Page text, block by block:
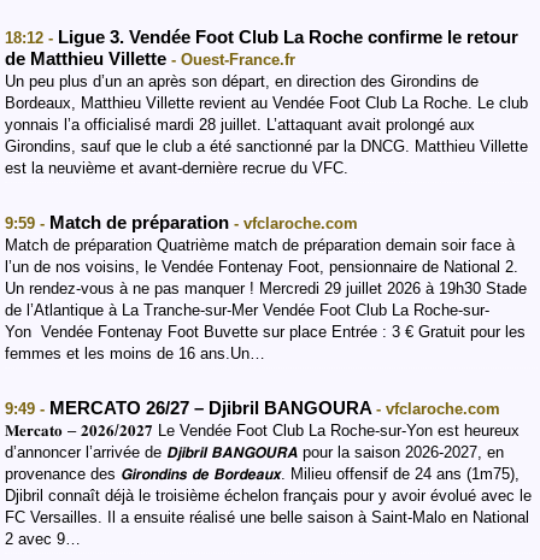
18:12 - Ligue 3. Vendée Foot Club La Roche confirme le retour
de Matthieu Villette - Ouest-France.fr
Un peu plus d’un an après son départ, en direction des Girondins de
Bordeaux, Matthieu Villette revient au Vendée Foot Club La Roche. Le club
yonnais l’a officialisé mardi 28 juillet. L’attaquant avait prolongé aux
Girondins, sauf que le club a été sanctionné par la DNCG. Matthieu Villette
est la neuvième et avant-dernière recrue du VFC.
9:59 - Match de préparation - vfclaroche.com
Match de préparation Quatrième match de préparation demain soir face à
l’un de nos voisins, le Vendée Fontenay Foot, pensionnaire de National 2.
Un rendez-vous à ne pas manquer ! Mercredi 29 juillet 2026 à 19h30 Stade
de l’Atlantique à La Tranche-sur-Mer Vendée Foot Club La Roche-sur-
Yon Vendée Fontenay Foot Buvette sur place Entrée : 3 € Gratuit pour les
femmes et les moins de 16 ans.Un…
9:49 - MERCATO 26/27 – Djibril BANGOURA - vfclaroche.com
𝐌𝐞𝐫𝐜𝐚𝐭𝐨 – 𝟐𝟎𝟐𝟔/𝟐𝟎𝟐𝟕 Le Vendée Foot Club La Roche-sur-Yon est heureux
d’annoncer l’arrivée de 𝘿𝙟𝙞𝙗𝙧𝙞𝙡 𝘽𝘼𝙉𝙂𝙊𝙐𝙍𝘼 pour la saison 2026-2027, en
provenance des 𝙂𝙞𝙧𝙤𝙣𝙙𝙞𝙣𝙨 𝙙𝙚 𝘽𝙤𝙧𝙙𝙚𝙖𝙪𝙭. Milieu offensif de 24 ans (1m75),
Djibril connaît déjà le troisième échelon français pour y avoir évolué avec le
FC Versailles. Il a ensuite réalisé une belle saison à Saint-Malo en National
2 avec 9…